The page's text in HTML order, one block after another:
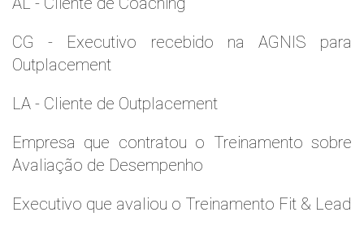
CG - Executivo recebido na AGNIS para
Outplacement
LA - Cliente de Outplacement
Empresa que contratou o Treinamento sobre
Avaliação de Desempenho
Executivo que avaliou o Treinamento Fit & Lead